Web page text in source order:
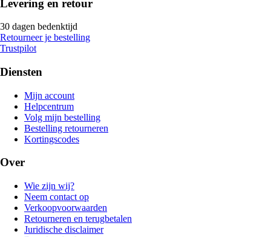
Levering en retour
30 dagen bedenktijd
Retourneer je bestelling
Trustpilot
Diensten
Mijn account
Helpcentrum
Volg mijn bestelling
Bestelling retourneren
Kortingscodes
Over
Wie zijn wij?
Neem contact op
Verkoopvoorwaarden
Retourneren en terugbetalen
Juridische disclaimer